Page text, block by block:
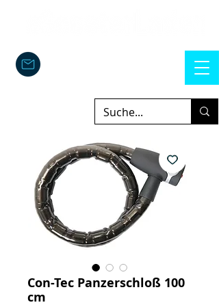
Con-Tec Panzerschloß 100
cm